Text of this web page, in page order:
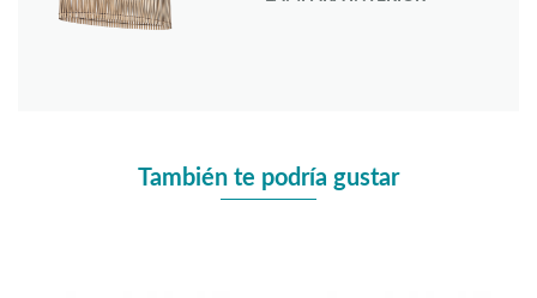
También te podría gustar